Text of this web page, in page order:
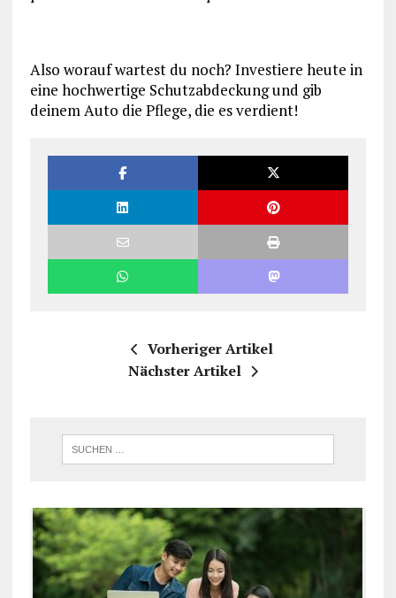
Also worauf wartest du noch? Investiere heute in
eine hochwertige Schutzabdeckung und gib
deinem Auto die Pflege, die es verdient!
Vorheriger Artikel
Nächster Artikel